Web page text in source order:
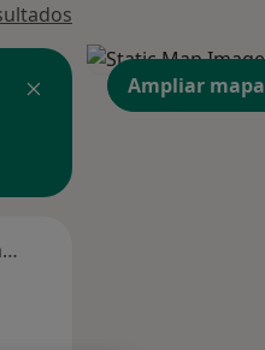
Segunda-feira
Ampliar mapa